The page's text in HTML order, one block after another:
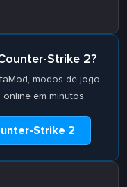
Strike 2?
modos de jogo
em minutos.
Strike 2